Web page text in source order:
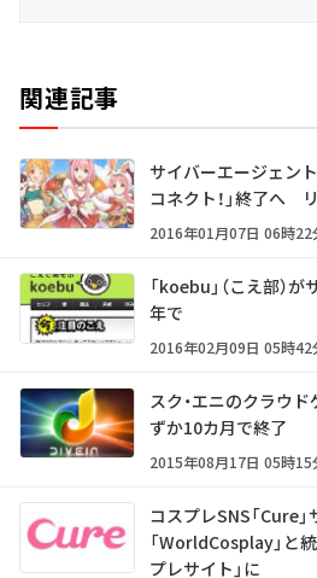
関連記事
サイバーエージェント
コネクト！」終了へ
2016年01月07日 06時22
「koebu」（こえ部）
年で
2016年02月09日 05時42
スク・エニのクラウド
ずか10カ月で終了
2015年08月17日 05時15
コスプレSNS「Cure
「WorldCosplay」と
プレサイト」に